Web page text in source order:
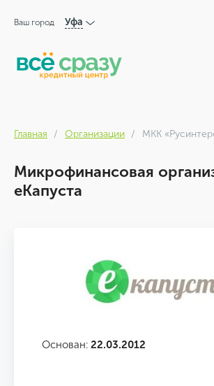
Ваш город Уфа
Главная Организации МКК
Микрофинансовая
еКапуста
Основан: 22.03.2012